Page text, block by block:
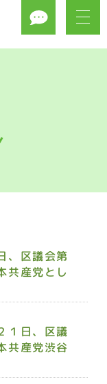
、区議会第
共産党とし
１日、区議
共産党渋谷